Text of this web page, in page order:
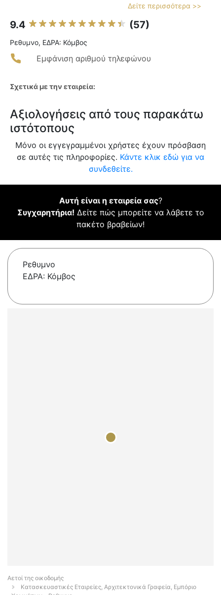
Δείτε περισσότερα >>
9.4 (57)
Ρεθυμνο, ΕΔΡΑ: Κόμβος
Εμφάνιση αριθμού τηλεφώνου
Σχετικά με την εταιρεία:
Αξιολογήσεις από τους παρακάτω
ιστότοπους
Μόνο οι εγγεγραμμένοι χρήστες έχουν πρόσβαση
σε αυτές τις πληροφορίες. Κάντε κλικ εδώ για να
συνδεθείτε.
Αυτή είναι η εταιρεία σας?
Συγχαρητήρια! Δείτε πώς μπορείτε να λάβετε το
πακέτο βραβείων!
Ρεθυμνο
ΕΔΡΑ: Κόμβος
Αετοί της οικοδομής
Κατασκευαστικές Εταιρείες, Αρχιτεκτονικά Γραφεία, Εμπόριο